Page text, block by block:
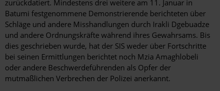
zurückdatiert. Mindestens drei weitere am 11. Januar in
Batumi festgenommene Demonstrierende berichteten über
Schläge und andere Misshandlungen durch Irakli Dgebuadze
und andere Ordnungskräfte während ihres Gewahrsams. Bis
dies geschrieben wurde, hat der SIS weder über Fortschritte
bei seinen Ermittlungen berichtet noch Mzia Amaghlobeli
oder andere Beschwerdeführenden als Opfer der
mutmaßlichen Verbrechen der Polizei anerkannt.